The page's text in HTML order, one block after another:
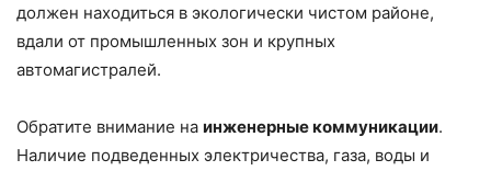
должен находиться в экологически чистом районе,
вдали от промышленных зон и крупных
автомагистралей.
Обратите внимание на инженерные коммуникации.
Наличие подведенных электричества, газа, воды и